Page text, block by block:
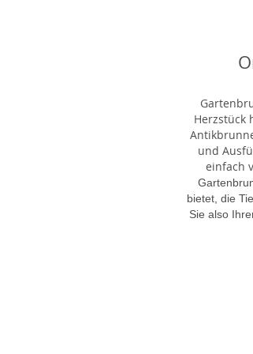
Herzstück
und
einfach
bietet, die
Sie also